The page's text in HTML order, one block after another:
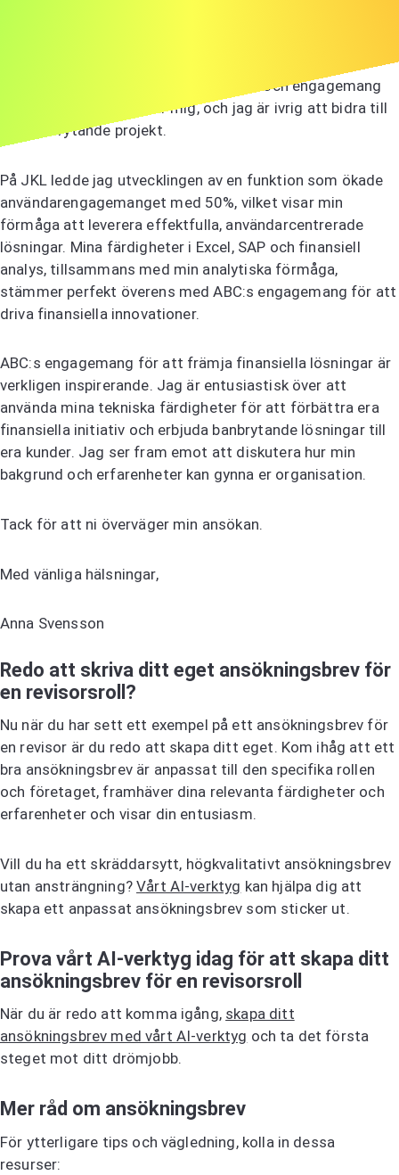
tillvägagångssätt för finansiell analys och engagemang
för hållbarhet fascinerar mig, och jag är ivrig att bidra till
era banbrytande projekt.
På JKL ledde jag utvecklingen av en funktion som ökade
användarengagemanget med 50%, vilket visar min
förmåga att leverera effektfulla, användarcentrerade
lösningar. Mina färdigheter i Excel, SAP och finansiell
analys, tillsammans med min analytiska förmåga,
stämmer perfekt överens med ABC:s engagemang för att
driva finansiella innovationer.
ABC:s engagemang för att främja finansiella lösningar är
verkligen inspirerande. Jag är entusiastisk över att
använda mina tekniska färdigheter för att förbättra era
finansiella initiativ och erbjuda banbrytande lösningar till
era kunder. Jag ser fram emot att diskutera hur min
bakgrund och erfarenheter kan gynna er organisation.
Tack för att ni överväger min ansökan.
Med vänliga hälsningar,
Anna Svensson
Redo att skriva ditt eget ansökningsbrev för
en revisorsroll?
Nu när du har sett ett exempel på ett ansökningsbrev för
en revisor är du redo att skapa ditt eget. Kom ihåg att ett
bra ansökningsbrev är anpassat till den specifika rollen
och företaget, framhäver dina relevanta färdigheter och
erfarenheter och visar din entusiasm.
Vill du ha ett skräddarsytt, högkvalitativt ansökningsbrev
utan ansträngning?Vårt AI-verktyg kan hjälpa dig att
skapa ett anpassat ansökningsbrev som sticker ut.
Prova vårt AI-verktyg idag för att skapa ditt
ansökningsbrev för en revisorsroll
När du är redo att komma igång, skapa ditt
ansökningsbrev med vårt AI-verktyg och ta det första
steget mot ditt drömjobb.
Mer råd om ansökningsbrev
För ytterligare tips och vägledning, kolla in dessa
resurser: